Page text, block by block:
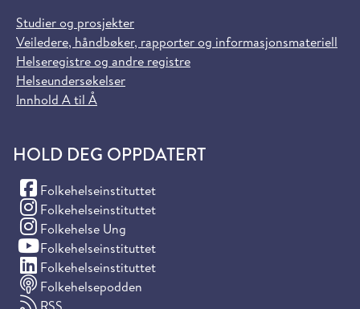
Studier og prosjekter
Veiledere, håndbøker, rapporter og informasjonsmateriell
Helseregistre og andre registre
Helseundersøkelser
Innhold A til Å
HOLD DEG OPPDATERT
Folkehelseinstituttet
(Facebook)
Folkehelseinstituttet
(Instagram)
Folkehelse Ung
(Instagram)
Folkehelseinstituttet
(YouTube)
Folkehelseinstituttet
(LinkedIn)
Folkehelsepodden